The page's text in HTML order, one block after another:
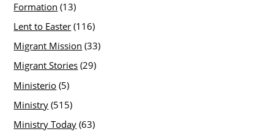
Formation (13)
Lent to Easter (116)
Migrant Mission (33)
Migrant Stories (29)
Ministerio (5)
Ministry (515)
Ministry Today (63)